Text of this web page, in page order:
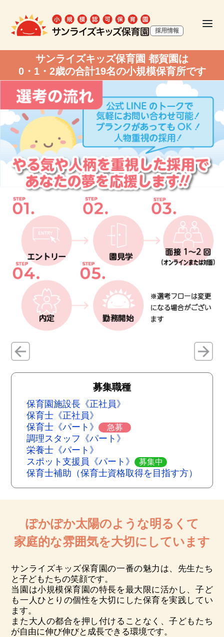
採用情報
サンライズキッズ保育園 都賀園は
0・1・2歳の合計19名の小規模保育所です
募集職種
保育園施設長《正社員》
保育士《正社員》
保育士《パート》
急募
調理スタッフ《パート》
栄養士《パート》
スポット支援員《パート》
募集中
保育士補助（保育士資格取得を目指す方）
ぽかぽか太陽のような明るくて
家庭的な雰囲気を大切にしています
サンライズキッズ保育園の一番の魅力は、先生たち
と子どもたちの笑顔です。
当園は小規模保育園の特長を最大限に活かし、子ど
も一人ひとりの個性を大切にした保育を実践してい
ます。
また大人の都合を押し付けることなく、子どもたち
が自由に伸び伸びと成長できる環境です。